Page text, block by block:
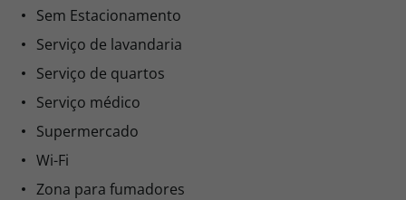
Sem Estacionamento
Serviço de lavandaria
Serviço de quartos
Serviço médico
Supermercado
Wi-Fi
Zona para fumadores